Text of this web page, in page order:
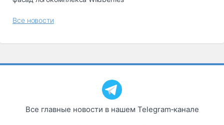
Все новости
Все главные новости в нашем Telegram‑канале